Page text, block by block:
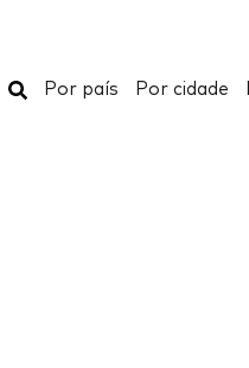
Buscar
Por país Por cidade